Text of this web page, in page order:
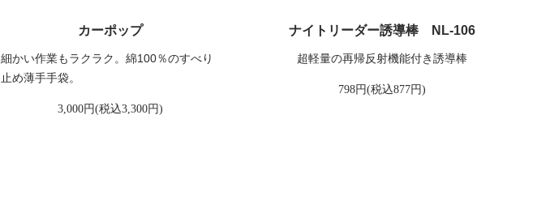
カーポップ
細かい作業もラクラク。綿100％のすべり
止め薄手手袋。
3,000円(税込3,300円)
ナイトリーダー誘導棒 NL-106
超軽量の再帰反射機能付き誘導棒
798円(税込877円)